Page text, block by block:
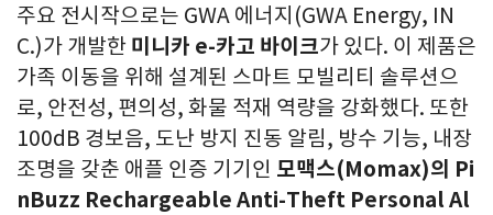
주요 전시작으로는 GWA 에너지(GWA Energy, IN
C.)가 개발한 미니카 e-카고 바이크가 있다. 이 제품은
가족 이동을 위해 설계된 스마트 모빌리티 솔루션으
로, 안전성, 편의성, 화물 적재 역량을 강화했다. 또한
100dB 경보음, 도난 방지 진동 알림, 방수 기능, 내장
조명을 갖춘 애플 인증 기기인 모맥스(Momax)의 Pi
nBuzz Rechargeable Anti-Theft Personal Al